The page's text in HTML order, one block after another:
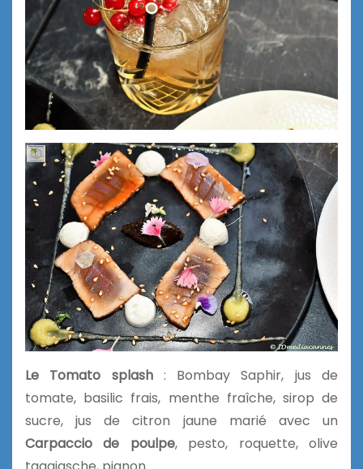
Le Tomato splash: Bombay Saphir, jus de
tomate, basilic frais, menthe fraîche, sirop de
sucre, jus de citron jaune marié avec un
Carpaccio de poulpe, pesto, roquette, olive